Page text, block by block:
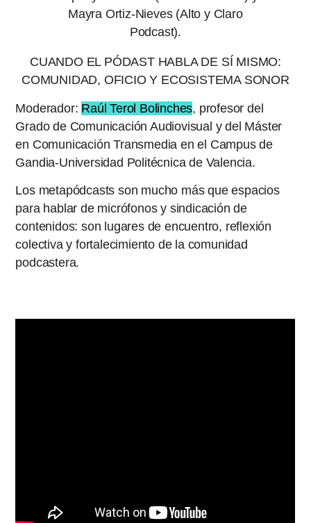
CUANDO EL PÓDAST HABLA DE SÍ MISMO:
COMUNIDAD, OFICIO Y ECOSISTEMA SONOR
Moderador: Raúl Terol Bolinches, profesor del
Grado de Comunicación Audiovisual y del Máster
en Comunicación Transmedia en el Campus de
Gandia-Universidad Politécnica de Valencia.
Los metapódcasts son mucho más que espacios
para hablar de micrófonos y sindicación de
contenidos: son lugares de encuentro, reflexión
colectiva y fortalecimiento de la comunidad
podcastera.